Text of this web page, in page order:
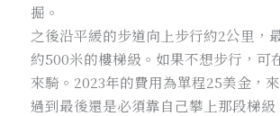
掘。
之後沿平緩的步道向上步行約2公里，
約500米的樓梯級。如果不想步行，可
來騎。2023年的費用為單程25美金，
過到最後還是必須靠自己攀上那段梯級